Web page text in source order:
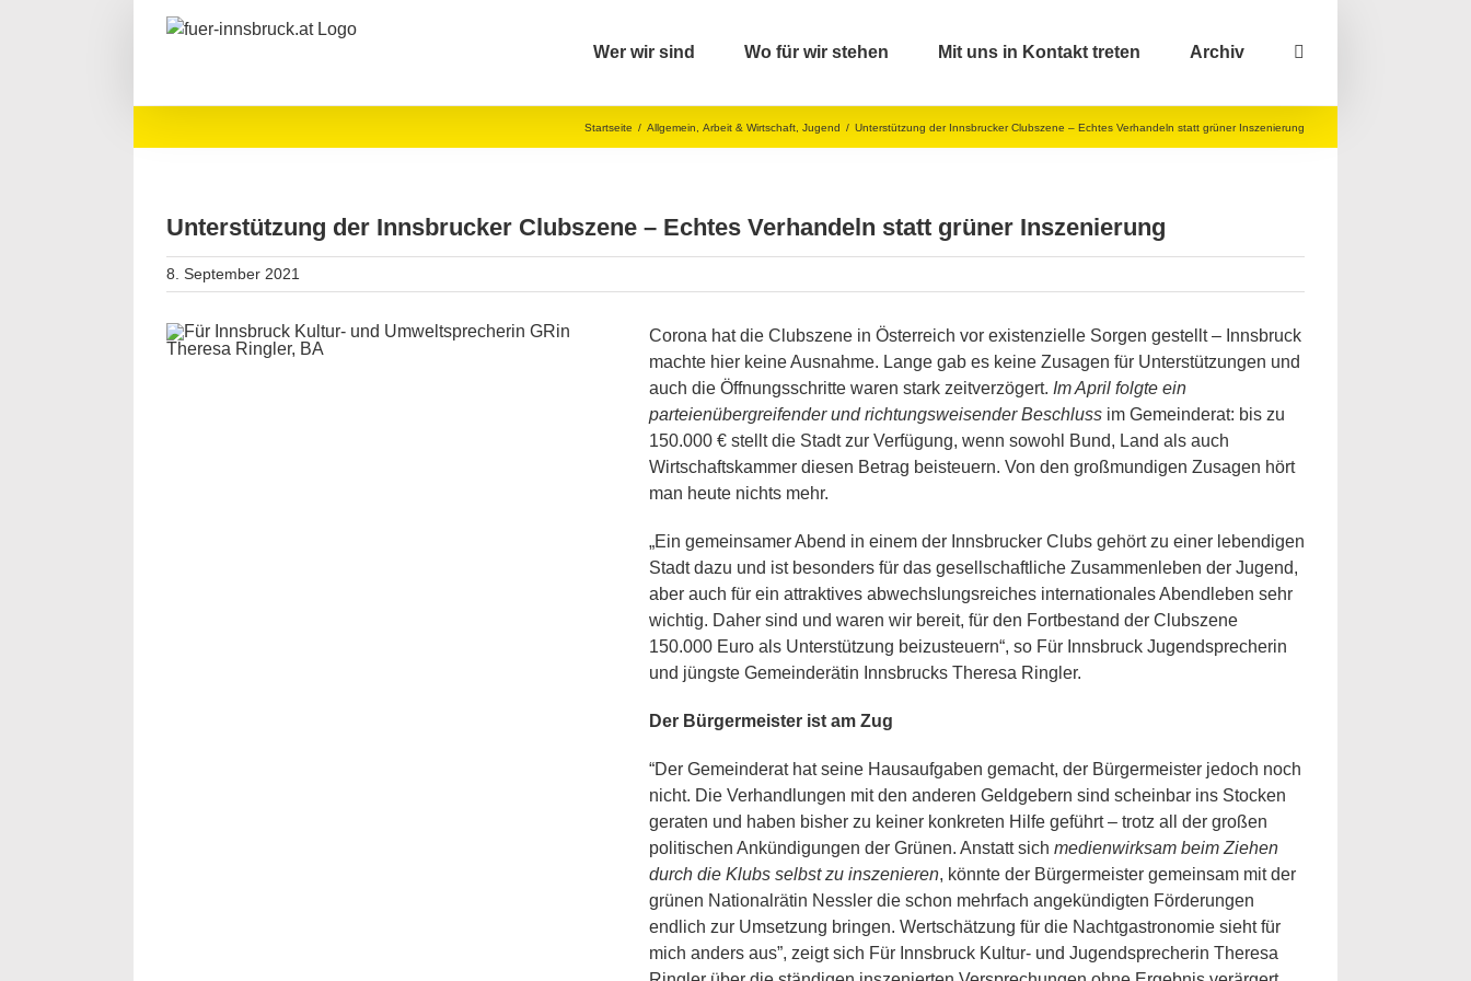
Wer wir sind Wo für wir stehen Mit uns in Kontakt treten Archiv
Startseite / Allgemein Arbeit & Wirtschaft Jugend / Unterstützung der Innsbrucker Clubszene – Echtes Verhandeln statt grüner Inszenierung
Unterstützung der Innsbrucker Clubszene – Echtes Verhandeln statt grüner Inszenierung
8. September 2021
Corona hat die Clubszene in Österreich vor existenzielle Sorgen gestellt – Innsbruck
machte hier keine Ausnahme. Lange gab es keine Zusagen für Unterstützungen und
auch die Öffnungsschritte waren stark zeitverzögert. Im April folgte ein
parteienübergreifender und richtungsweisender Beschlussim Gemeinderat: bis zu
150.000 € stellt die Stadt zur Verfügung, wenn sowohl Bund, Land als auch
Wirtschaftskammer diesen Betrag beisteuern. Von den großmundigen Zusagen hört
man heute nichts mehr.
„Ein gemeinsamer Abend in einem der Innsbrucker Clubs gehört zu einer lebendigen
Stadt dazu und ist besonders für das gesellschaftliche Zusammenleben der Jugend,
aber auch für ein attraktives abwechslungsreiches internationales Abendleben sehr
wichtig. Daher sind und waren wir bereit, für den Fortbestand der Clubszene
150.000 Euro als Unterstützung beizusteuern“, so Für Innsbruck Jugendsprecherin
und jüngste Gemeinderätin Innsbrucks Theresa Ringler.
Der Bürgermeister ist am Zug
“Der Gemeinderat hat seine Hausaufgaben gemacht, der Bürgermeister jedoch noch
nicht. Die Verhandlungen mit den anderen Geldgebern sind scheinbar ins Stocken
geraten und haben bisher zu keiner konkreten Hilfe geführt – trotz all der großen
politischen Ankündigungen der Grünen. Anstatt sich medienwirksam beim Ziehen
durch die Klubs selbst zu inszenieren, könnte der Bürgermeister gemeinsam mit der
grünen Nationalrätin Nessler die schon mehrfach angekündigten Förderungen
endlich zur Umsetzung bringen. Wertschätzung für die Nachtgastronomie sieht für
mich anders aus”, zeigt sich Für Innsbruck Kultur- und Jugendsprecherin Theresa